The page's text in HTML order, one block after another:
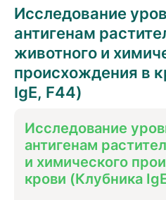
Исследование
антигенам
животного и
происхождения в
IgE, F44)
Исследование
антигенам
и химического
крови (Клубника